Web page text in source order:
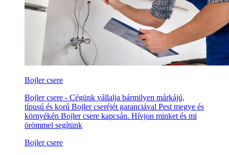
Bojler csere
Bojler csere - Cégünk vállalja bármilyen márkájú,
típusú és korú Bojler cseréjét garanciával Pest megye és
környékén Bojler csere kapcsán. Hívjon minket és mi
örömmel segítünk
Bojler csere